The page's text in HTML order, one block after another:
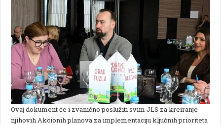
Ovaj dokument će i zvanično poslužiti svim JLS za kreiranje
njihovih Akcionih planova za implementaciju ključnih prioriteta